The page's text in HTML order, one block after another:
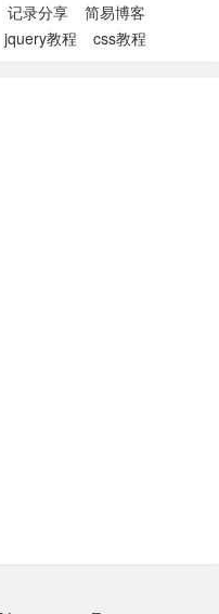
记录分享
简易博客
jquery教程 css教程